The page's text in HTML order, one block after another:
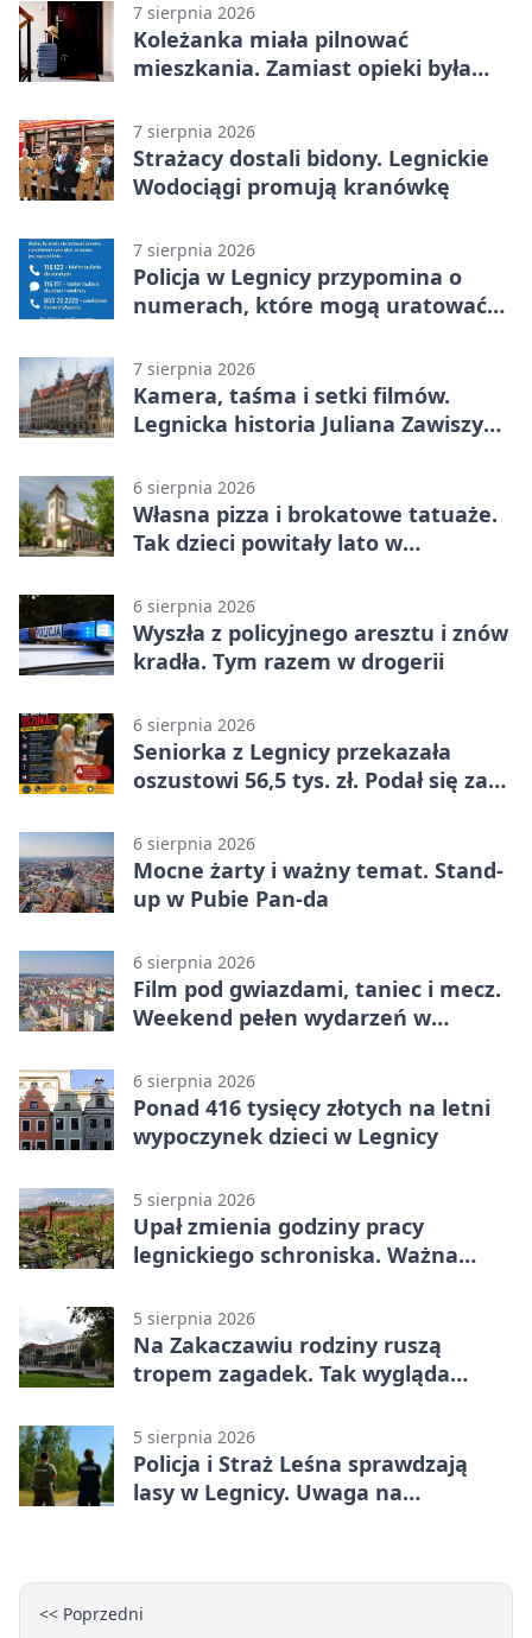
7 sierpnia 2026
Koleżanka miała pilnować
mieszkania. Zamiast opieki była
7 sierpnia 2026
Strażacy dostali bidony. Legnickie
Wodociągi promują kranówkę
7 sierpnia 2026
Policja w Legnicy przypomina o
numerach, które mogą uratować
7 sierpnia 2026
Kamera, taśma i setki filmów.
Legnicka historia Juliana Zawiszy
6 sierpnia 2026
Własna pizza i brokatowe tatuaże.
Tak dzieci powitały lato w
6 sierpnia 2026
Wyszła z policyjnego aresztu i znów
kradła. Tym razem w drogerii
6 sierpnia 2026
Seniorka z Legnicy przekazała
oszustowi 56,5 tys. zł. Podał się za
6 sierpnia 2026
Mocne żarty i ważny temat. Stand-
up w Pubie Pan-da
6 sierpnia 2026
Film pod gwiazdami, taniec i mecz.
Weekend pełen wydarzeń w
6 sierpnia 2026
Ponad 416 tysięcy złotych na letni
wypoczynek dzieci w Legnicy
5 sierpnia 2026
Upał zmienia godziny pracy
legnickiego schroniska. Ważna
5 sierpnia 2026
Na Zakaczawiu rodziny ruszą
tropem zagadek. Tak wygląda
5 sierpnia 2026
Policja i Straż Leśna sprawdzają
lasy w Legnicy. Uwaga na
<< Poprzedni